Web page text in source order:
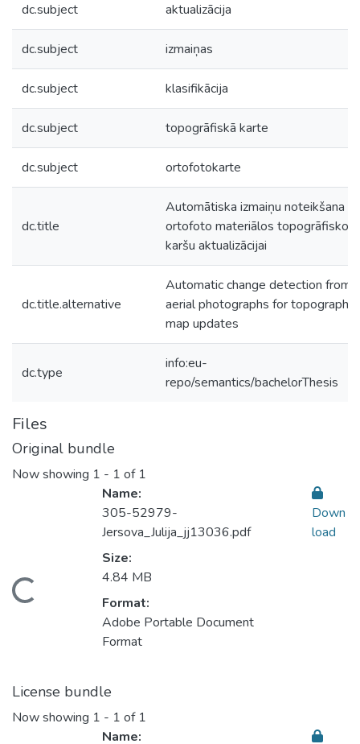
dc.subject aktualizācija
dc.subject izmaiņas
dc.subject klasifikācija
dc.subject topogrāfiskā karte
dc.subject ortofotokarte
dc.title
Automātiska izmaiņu noteikšana
ortofoto materiālos topogrāfisko
karšu aktualizācijai
dc.title.alternative
Automatic change detection from
aerial photographs for topographic
map updates
dc.type
info:eu-
repo/semantics/bachelorThesis
Files
Original bundle
Now showing 1 - 1 of 1
Loading...
Name:
305-52979-
Jersova_Julija_jj13036.pdf
Size:
4.84 MB
Format:
Adobe Portable Document
Format
Down
load
License bundle
Now showing 1 - 1 of 1
Name: